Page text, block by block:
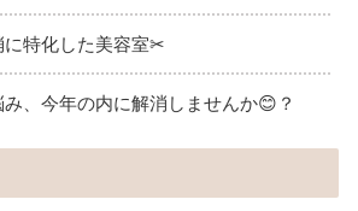
に特化した美容室✂
、今年の内に解消しませんか😊？